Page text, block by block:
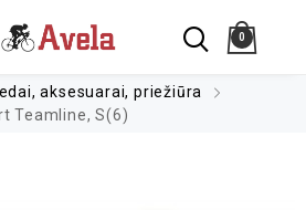
0
aksesuarai, priežiūra
Teamline, S(6)